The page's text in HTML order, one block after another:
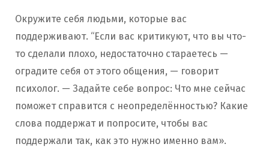
Окружите себя людьми, которые вас
поддерживают. “Если вас критикуют, что вы что-
то сделали плохо, недостаточно стараетесь —
оградите себя от этого общения, — говорит
психолог. — Задайте себе вопрос: Что мне сейчас
поможет справится с неопределённостью? Какие
слова поддержат и попросите, чтобы вас
поддержали так, как это нужно именно вам».